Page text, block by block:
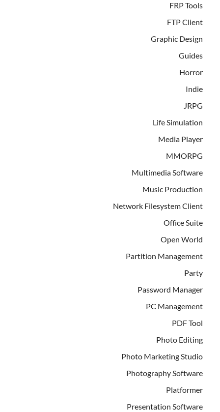
FRP Tools
FTP Client
Graphic Design
Guides
Horror
Indie
JRPG
Life Simulation
Media Player
MMORPG
Multimedia Software
Music Production
Network Filesystem Client
Office Suite
Open World
Partition Management
Party
Password Manager
PC Management
PDF Tool
Photo Editing
Photo Marketing Studio
Photography Software
Platformer
Presentation Software